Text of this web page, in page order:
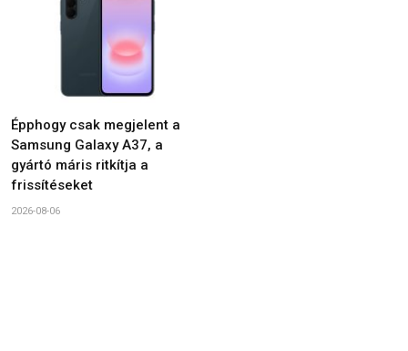
Épphogy csak megjelent a
Samsung Galaxy A37, a
gyártó máris ritkítja a
frissítéseket
2026-08-06